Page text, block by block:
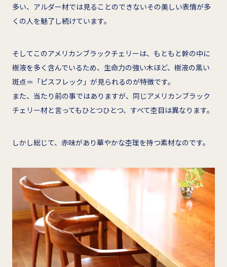
多い、アルダー材では見ることのできないその美しい表情が多
くの人を魅了し続けています。
そしてこのアメリカンブラックチェリーは、もともと幹の中に
樹液を多く含んでいるため、生命力の強い木ほど、樹液の黒い
斑点＝「ピスフレック」が見られるのが特徴です。
また、当たり前の事ではありますが、同じアメリカンブラック
チェリー材と言ってもひとつひとつ、すべて杢目は異なります。
しかし総じて、赤味があり華やかな杢理を持つ素材なのです。